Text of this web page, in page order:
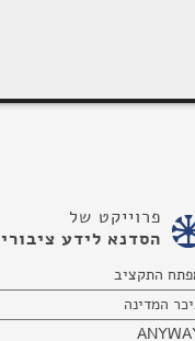
פרוייקט של
הסדנא לידע ציבורי
התקציב
המדינה